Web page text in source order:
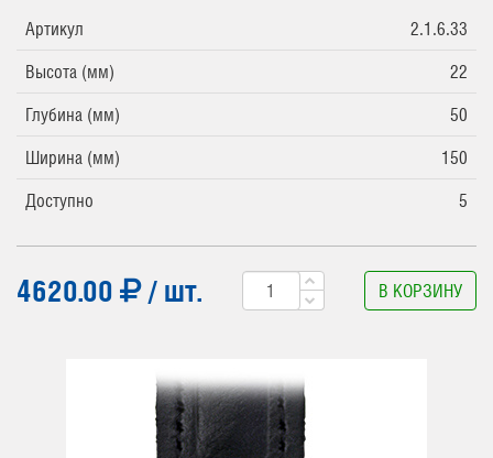
Артикул
2.1.6.33
Высота (мм)
22
Глубина (мм)
50
Ширина (мм)
150
Доступно
5
4620.00 / шт. В КОРЗИНУ